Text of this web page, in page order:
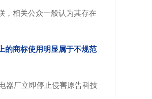
，相关公众一般认为其存在
的商标使用明显属于不规范
器厂立即停止侵害原告科技